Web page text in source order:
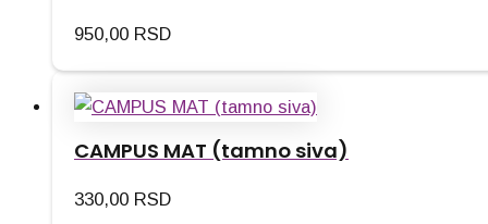
950,00 RSD
CAMPUS MAT (tamno siva)
330,00 RSD